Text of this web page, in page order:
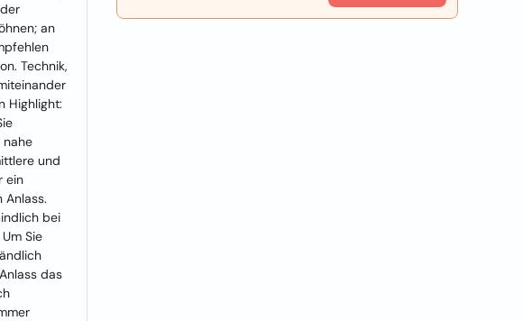
an
Technik,
Highlight:
nahe
und
ein
bei
Sie
das